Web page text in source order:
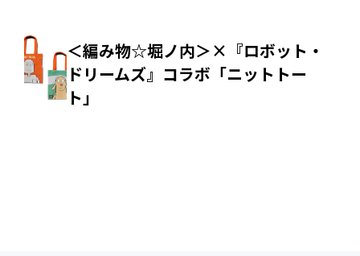
＜編み物☆堀ノ内＞×『ロボット・
ドリームズ』コラボ「ニットトー
ト」